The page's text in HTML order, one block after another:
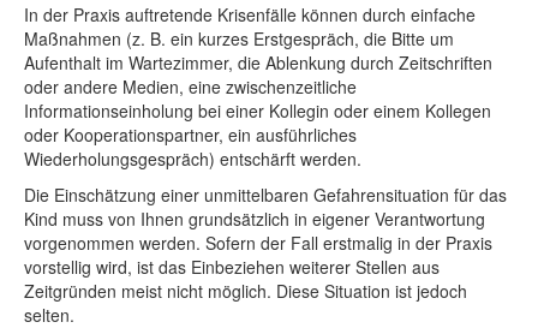
In der Praxis auftretende Krisenfälle können durch einfache
Maßnahmen (z. B. ein kurzes Erstgespräch, die Bitte um
Aufenthalt im Wartezimmer, die Ablenkung durch Zeitschriften
oder andere Medien, eine zwischenzeitliche
Informationseinholung bei einer Kollegin oder einem Kollegen
oder Kooperationspartner, ein ausführliches
Wiederholungsgespräch) entschärft werden.
Die Einschätzung einer unmittelbaren Gefahrensituation für das
Kind muss von Ihnen grundsätzlich in eigener Verantwortung
vorgenommen werden. Sofern der Fall erstmalig in der Praxis
vorstellig wird, ist das Einbeziehen weiterer Stellen aus
Zeitgründen meist nicht möglich. Diese Situation ist jedoch
selten.